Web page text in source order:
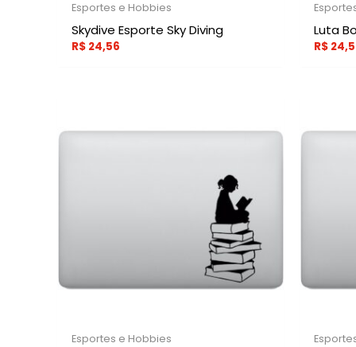
Esportes e Hobbies
Skydive Esporte Sky Diving
R$ 24,56
Luta
R$
Esportes e Hobbies